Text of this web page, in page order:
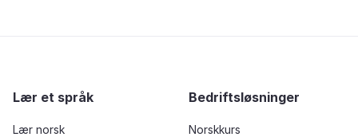
Lær et språk
Lær norsk
Bedriftsløsninger
Norskkurs